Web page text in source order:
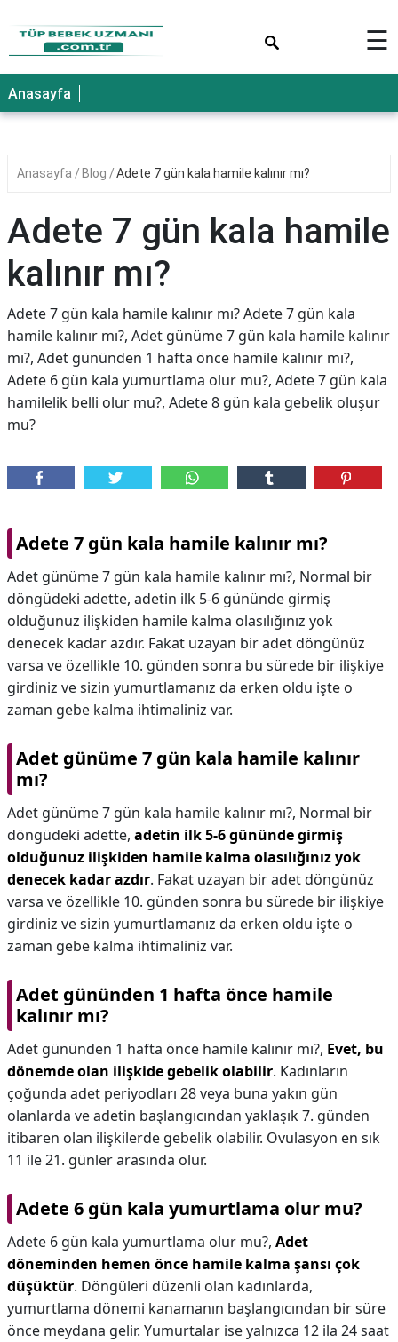
☰
Anasayfa
Anasayfa Blog Adete 7 gün kala hamile kalınır mı?
Adete 7 gün kala hamile
kalınır mı?
Adete 7 gün kala hamile kalınır mı? Adete 7 gün kala
hamile kalınır mı?, Adet günüme 7 gün kala hamile kalınır
mı?, Adet gününden 1 hafta önce hamile kalınır mı?,
Adete 6 gün kala yumurtlama olur mu?, Adete 7 gün kala
hamilelik belli olur mu?, Adete 8 gün kala gebelik oluşur
mu?
Adete 7 gün kala hamile kalınır mı?
Adet günüme 7 gün kala hamile kalınır mı?, Normal bir
döngüdeki adette, adetin ilk 5-6 gününde girmiş
olduğunuz ilişkiden hamile kalma olasılığınız yok
denecek kadar azdır. Fakat uzayan bir adet döngünüz
varsa ve özellikle 10. günden sonra bu sürede bir ilişkiye
girdiniz ve sizin yumurtlamanız da erken oldu işte o
zaman gebe kalma ihtimaliniz var.
Adet günüme 7 gün kala hamile kalınır
mı?
Adet günüme 7 gün kala hamile kalınır mı?, Normal bir
döngüdeki adette, adetin ilk 5-6 gününde girmiş
olduğunuz ilişkiden hamile kalma olasılığınız yok
denecek kadar azdır. Fakat uzayan bir adet döngünüz
varsa ve özellikle 10. günden sonra bu sürede bir ilişkiye
girdiniz ve sizin yumurtlamanız da erken oldu işte o
zaman gebe kalma ihtimaliniz var.
Adet gününden 1 hafta önce hamile
kalınır mı?
Adet gününden 1 hafta önce hamile kalınır mı?, Evet, bu
dönemde olan ilişkide gebelik olabilir. Kadınların
çoğunda adet periyodları 28 veya buna yakın gün
olanlarda ve adetin başlangıcından yaklaşık 7. günden
itibaren olan ilişkilerde gebelik olabilir. Ovulasyon en sık
11 ile 21. günler arasında olur.
Adete 6 gün kala yumurtlama olur mu?
Adete 6 gün kala yumurtlama olur mu?, Adet
döneminden hemen önce hamile kalma şansı çok
düşüktür. Döngüleri düzenli olan kadınlarda,
yumurtlama dönemi kanamanın başlangıcından bir süre
önce meydana gelir. Yumurtalar ise yalnızca 12 ila 24 saat